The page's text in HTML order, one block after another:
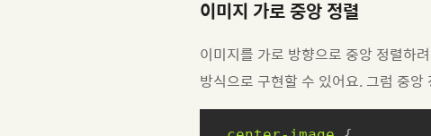
이미지 가로 중앙 정렬
이미지를 가로 방향으로 중앙 정렬하
방식으로 구현할 수 있어요. 그럼 중